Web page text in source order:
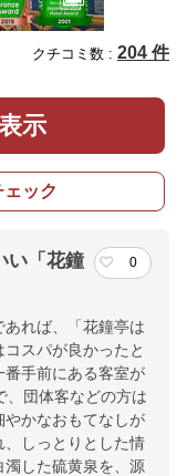
クチコミ数 : 204 件
示
ック
い「花鐘
0
れば、「花鐘亭は
スパが良かったと
番手前にある客室が
、団体客などの方は
かなおもてなしが
、しっとりとした情
した硫黄泉を、源